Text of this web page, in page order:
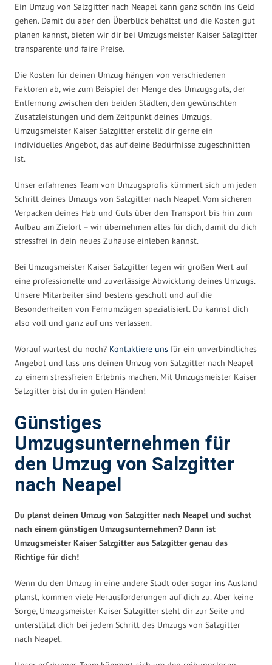
Ein Umzug von Salzgitter nach Neapel kann ganz schön ins Geld
gehen. Damit du aber den Überblick behältst und die Kosten gut
planen kannst, bieten wir dir bei Umzugsmeister Kaiser Salzgitter
transparente und faire Preise.
Die Kosten für deinen Umzug hängen von verschiedenen
Faktoren ab, wie zum Beispiel der Menge des Umzugsguts, der
Entfernung zwischen den beiden Städten, den gewünschten
Zusatzleistungen und dem Zeitpunkt deines Umzugs.
Umzugsmeister Kaiser Salzgitter erstellt dir gerne ein
individuelles Angebot, das auf deine Bedürfnisse zugeschnitten
ist.
Unser erfahrenes Team von Umzugsprofis kümmert sich um jeden
Schritt deines Umzugs von Salzgitter nach Neapel. Vom sicheren
Verpacken deines Hab und Guts über den Transport bis hin zum
Aufbau am Zielort – wir übernehmen alles für dich, damit du dich
stressfrei in dein neues Zuhause einleben kannst.
Bei Umzugsmeister Kaiser Salzgitter legen wir großen Wert auf
eine professionelle und zuverlässige Abwicklung deines Umzugs.
Unsere Mitarbeiter sind bestens geschult und auf die
Besonderheiten von Fernumzügen spezialisiert. Du kannst dich
also voll und ganz auf uns verlassen.
Worauf wartest du noch? Kontaktiere uns für ein unverbindliches
Angebot und lass uns deinen Umzug von Salzgitter nach Neapel
zu einem stressfreien Erlebnis machen. Mit Umzugsmeister Kaiser
Salzgitter bist du in guten Händen!
Günstiges
Umzugsunternehmen für
den Umzug von Salzgitter
nach Neapel
Du planst deinen Umzug von Salzgitter nach Neapel und suchst
nach einem günstigen Umzugsunternehmen? Dann ist
Umzugsmeister Kaiser Salzgitter aus Salzgitter genau das
Richtige für dich!
Wenn du den Umzug in eine andere Stadt oder sogar ins Ausland
planst, kommen viele Herausforderungen auf dich zu. Aber keine
Sorge, Umzugsmeister Kaiser Salzgitter steht dir zur Seite und
unterstützt dich bei jedem Schritt des Umzugs von Salzgitter
nach Neapel.